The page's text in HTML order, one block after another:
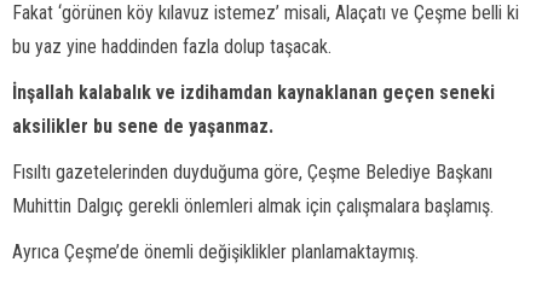
Fakat ‘görünen köy kılavuz istemez’ misali, Alaçatı ve Çeşme belli ki
bu yaz yine haddinden fazla dolup taşacak.
İnşallah kalabalık ve izdihamdan kaynaklanan geçen seneki
aksilikler bu sene de yaşanmaz.
Fısıltı gazetelerinden duyduğuma göre, Çeşme Belediye Başkanı
Muhittin Dalgıç gerekli önlemleri almak için çalışmalara başlamış.
Ayrıca Çeşme’de önemli değişiklikler planlamaktaymış.